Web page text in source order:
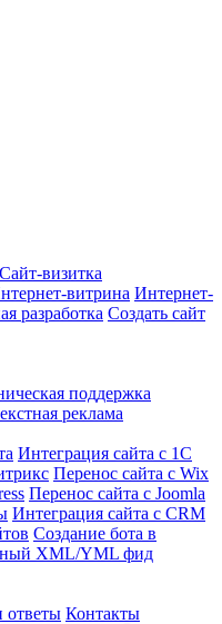
Cайт-визитка
витрина Интернет-
разработка Создать сайт
поддержка
реклама
Интеграция сайта с 1С
Перенос сайта с Wix
Перенос сайта с Joomla
Интеграция сайта с CRM
Создание бота в
XML/YML фид
ответы Контакты